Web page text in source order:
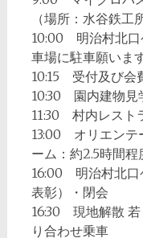
（場所：水谷鉄工
10:00 明治村北口
車場に駐車願います
10:15 受付及び会
10:30 園内建物見
11:30 村内レスト
13:00 オリエンテ
ーム：約2.5時間程
16:00 明治村北口
表彰）・閉会
16:30 現地解散 若
り合わせ乗車